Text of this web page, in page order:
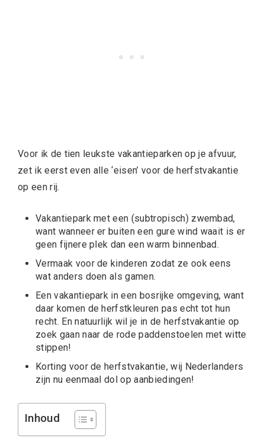
Voor ik de tien leukste vakantieparken op je afvuur,
zet ik eerst even alle ‘eisen’ voor de herfstvakantie
op een rij.
Vakantiepark met een (subtropisch) zwembad,
want wanneer er buiten een gure wind waait is er
geen fijnere plek dan een warm binnenbad.
Vermaak voor de kinderen zodat ze ook eens
wat anders doen als gamen.
Een vakantiepark in een bosrijke omgeving, want
daar komen de herfstkleuren pas echt tot hun
recht. En natuurlijk wil je in de herfstvakantie op
zoek gaan naar de rode paddenstoelen met witte
stippen!
Korting voor de herfstvakantie, wij Nederlanders
zijn nu eenmaal dol op aanbiedingen!
Inhoud